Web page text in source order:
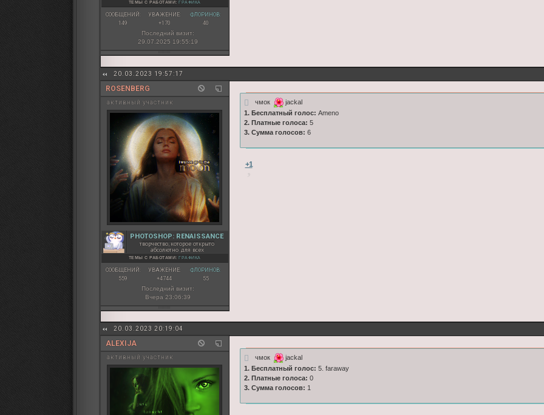
ТЕМЫ С РАБОТАМИ: ГРАФИКА
СООБЩЕНИЙ:
149
УВАЖЕНИЕ:
+170
ФЛОРИНОВ:
40
Последний визит:
29.07.2025 19:55:19
20.03.2023 19:57:17
ROSENBERG
активный участник
PHOTOSHOP: RENAISSANCE
творчество, которое открыто
абсолютно для всех
ТЕМЫ С РАБОТАМИ: ГРАФИКА
СООБЩЕНИЙ:
559
УВАЖЕНИЕ:
+4744
ФЛОРИНОВ:
55
Последний визит:
Вчера 23:06:39
чмок
jackal
1. Бесплатный голос: Ameno
2. Платные голоса: 5
3. Сумма голосов: 6
+1
20.03.2023 20:19:04
ALEXIJA
активный участник чмок
jackal
1. Бесплатный голос: 5. faraway
2. Платные голоса: 0
3. Сумма голосов: 1